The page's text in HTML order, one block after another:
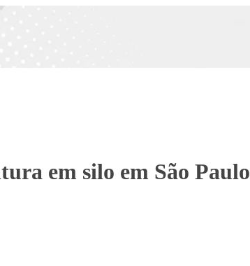
em silo em São Paulo